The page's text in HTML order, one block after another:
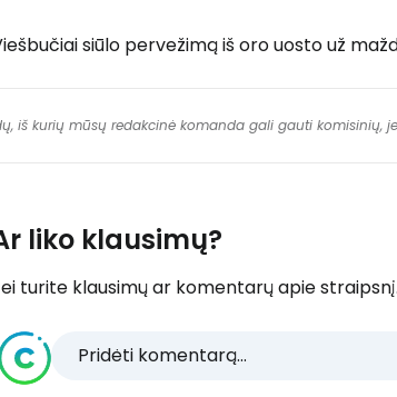
siūlo pervežimą iš oro uosto už
iš kurių mūsų redakcinė komanda gali gauti komisinių,
liko klausimų?
turite klausimų ar komentarų apie
Pridėti komentarą...